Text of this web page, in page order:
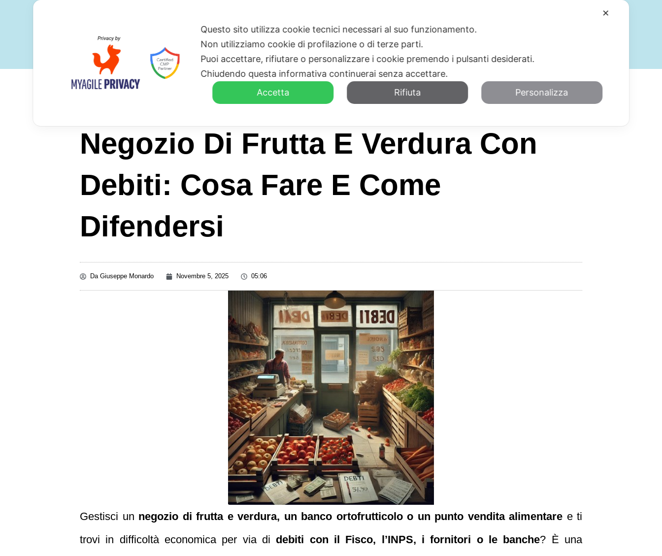
HOME CHI SIAMO SERVIZI
Negozio Di Frutta E Verdura Con
Debiti: Cosa Fare E Come
Difendersi
DaGiuseppe Monardo Novembre 5, 2025 05:06
Gestisci un negozio di frutta e verdura, un banco ortofrutticolo o un punto vendita alimentare e ti
trovi in difficoltà economica per via di debiti con il Fisco, l’INPS, i fornitori o le banche? È una
✕
Questo sito utilizza cookie tecnici necessari al suo funzionamento.
Non utilizziamo cookie di profilazione o di terze parti.
Puoi accettare, rifiutare o personalizzare i cookie premendo i pulsanti desiderati.
Chiudendo questa informativa continuerai senza accettare.
Accetta
Rifiuta Personalizza